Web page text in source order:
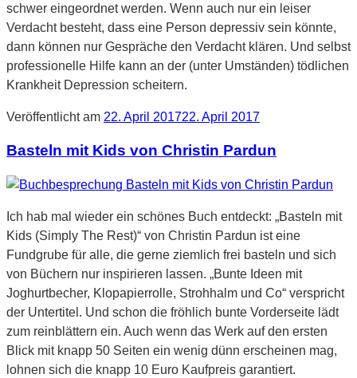
schwer eingeordnet werden. Wenn auch nur ein leiser
Verdacht besteht, dass eine Person depressiv sein könnte,
dann können nur Gespräche den Verdacht klären. Und selbst
professionelle Hilfe kann an der (unter Umständen) tödlichen
Krankheit Depression scheitern.
Veröffentlicht am 22. April 201722. April 2017
Basteln mit Kids von Christin Pardun
Ich hab mal wieder ein schönes Buch entdeckt: „Basteln mit
Kids (Simply The Rest)“ von Christin Pardun ist eine
Fundgrube für alle, die gerne ziemlich frei basteln und sich
von Büchern nur inspirieren lassen. „Bunte Ideen mit
Joghurtbecher, Klopapierrolle, Strohhalm und Co“ verspricht
der Untertitel. Und schon die fröhlich bunte Vorderseite lädt
zum reinblättern ein. Auch wenn das Werk auf den ersten
Blick mit knapp 50 Seiten ein wenig dünn erscheinen mag,
lohnen sich die knapp 10 Euro Kaufpreis garantiert.